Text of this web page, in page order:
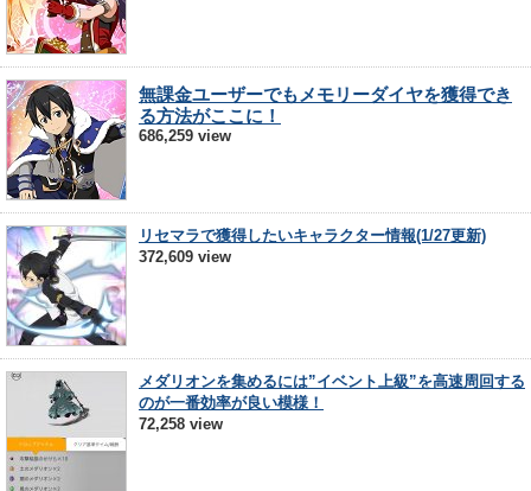
無課金ユーザーでもメモリーダイヤを獲得でき
る方法がここに！
686,259 view
リセマラで獲得したいキャラクター情報(1/27更新)
372,609 view
メダリオンを集めるには”イベント上級”を高速周回する
のが一番効率が良い模様！
72,258 view